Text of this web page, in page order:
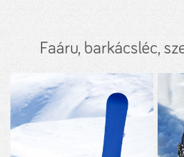
Faáru, barkácsléc,